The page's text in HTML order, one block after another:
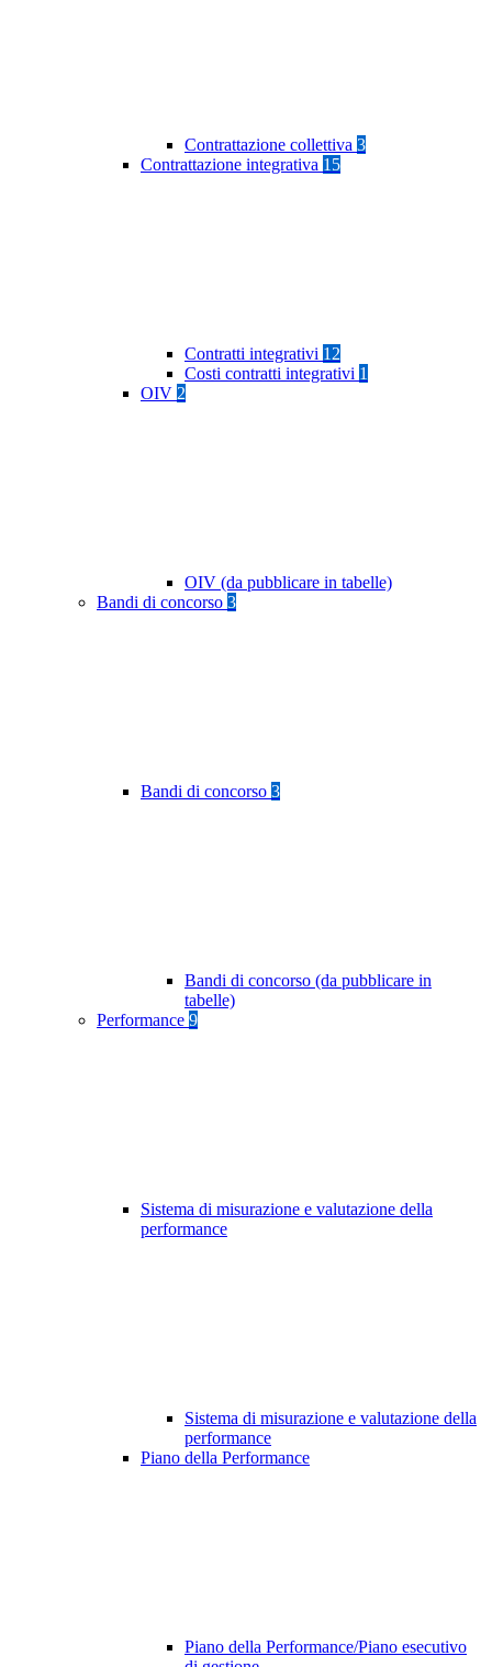
Contrattazione collettiva 3
Contrattazione integrativa 15
Contratti integrativi 12
Costi contratti integrativi 1
OIV 2
OIV (da pubblicare in tabelle)
Bandi di concorso 3
Bandi di concorso 3
Bandi di concorso (da pubblicare in
tabelle)
Performance 9
Sistema di misurazione e valutazione della
performance
Sistema di misurazione e valutazione della
performance
Piano della Performance
Piano della Performance/Piano esecutivo